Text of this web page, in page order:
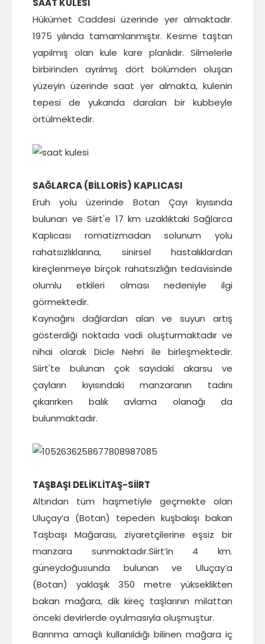
SAAT KULESİ
Hükümet Caddesi üzerinde yer almaktadır.
1975 yılında tamamlanmıştır. Kesme taştan
yapılmış olan kule kare planlıdır. Silmelerle
birbirinden ayrılmış dört bölümden oluşan
yüzeyin üzerinde saat yer almakta, kulenin
tepesi de yukarıda daralan bir kubbeyle
örtülmektedir.
SAĞLARCA (BİLLORİS) KAPLICASI
Eruh yolu üzerinde Botan Çayı kıyısında
bulunan ve Siirt'e 17 km uzaklıktaki Sağlarca
Kaplıcası romatizmadan solunum yolu
rahatsızlıklarına, sinirsel hastalıklardan
kireçlenmeye birçok rahatsızlığın tedavisinde
olumlu etkileri olması nedeniyle ilgi
görmektedir.
Kaynağını dağlardan alan ve suyun artış
gösterdiği noktada vadi oluşturmaktadır ve
nihai olarak Dicle Nehri ile birleşmektedir.
Siirt'te bulunan çok sayıdaki akarsu ve
çayların kıyısındaki manzaranın tadını
çıkarırken balık avlama olanağı da
bulunmaktadır.
TAŞBAŞI DELİKLİTAŞ-SİİRT
Altından tüm haşmetiyle geçmekte olan
Uluçay’a (Botan) tepeden kuşbakışı bakan
Taşbaşı Mağarası, ziyaretçilerine eşsiz bir
manzara sunmaktadır.Siirt’in 4 km.
güneydoğusunda bulunan ve Uluçay’a
(Botan) yaklaşık 350 metre yükseklikten
bakan mağara, dik kireç taşlarının milattan
önceki devirlerde oyulmasıyla oluşmuştur.
Barınma amaçlı kullanıldığı bilinen mağara iç